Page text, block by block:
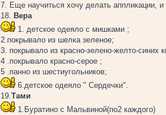
7. Еще научиться хочу делать аппликации,
18. Вера
1. детское одеяло с мишками ;
2.покрывало из шелка зеленое;
3. покрывало из красно-зелено-желто-синих
4 .покрывало красно-серое ;
5 .панно из шестиугольников;
6.детское одеяло " Сердечки".
19.Тами
1.Буратино с Мальвиной(по2 каждого)